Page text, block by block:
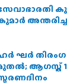
ഘര്‍
ആഗസ്ത്